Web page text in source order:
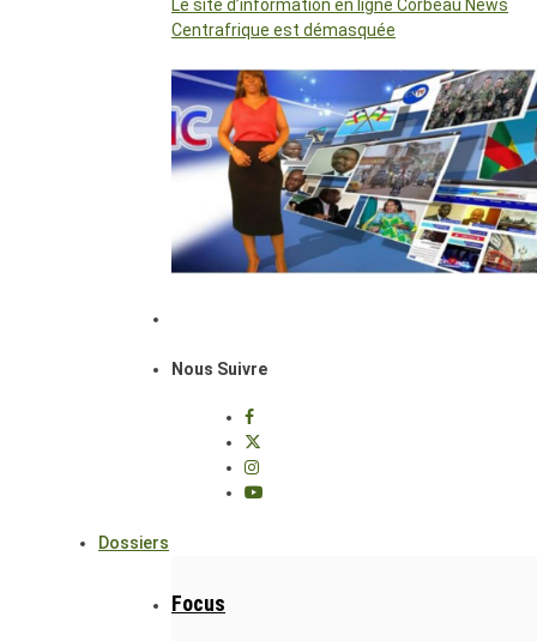
Le site d’information en ligne Corbeau News
Centrafrique est démasquée
Nous Suivre
Dossiers
Focus